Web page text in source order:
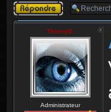
Publier une
réponse
ThierryD
Administrateur